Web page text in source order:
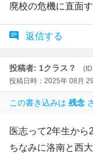
廃校の危機に直面
返信する
投稿者: 1クラス？
投稿日時：2025年 08月
この書き込みは 残念
医志って2年生から
ちなみに洛南と西